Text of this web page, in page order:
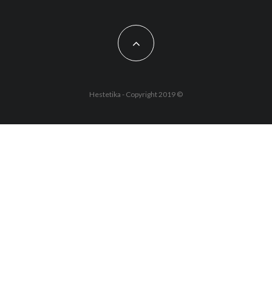
Hestetika - Copyright 2019 ©